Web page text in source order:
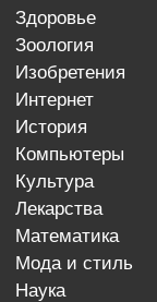
здоровье
зоология
изобретения
интернет
история
компьютеры
культура
лекарства
математика
мода и стиль
наука